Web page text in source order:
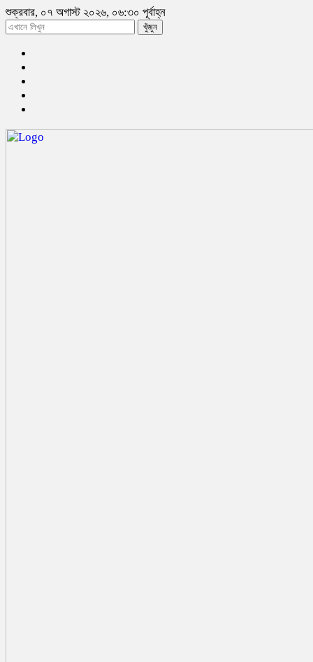
শুক্রবার, ০৭ অগাস্ট ২০২৬, ০৬:৩০ পূর্বাহ্ন
খুঁজুন